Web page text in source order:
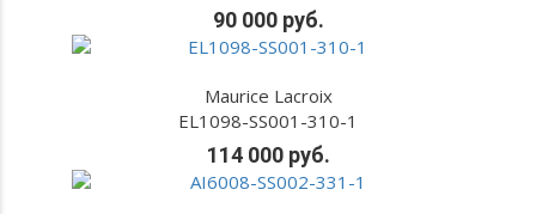
90 000 руб.
Maurice Lacroix
EL1098-SS001-310-1
114 000 руб.